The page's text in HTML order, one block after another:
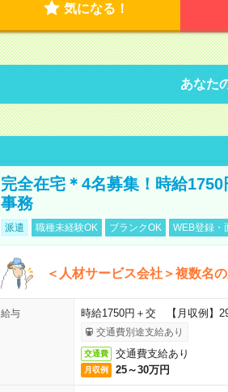
気になる！
あなた
完全在宅＊4名募集！時給
事務
派遣 職種未経験OK ブランクOK WEB登録・
＜人材サービス会社＞複数名
給与 時給1750円＋交 【月収例】
交通費別途支給あり
交通費 交通費支給あり
月収例 25～30万円